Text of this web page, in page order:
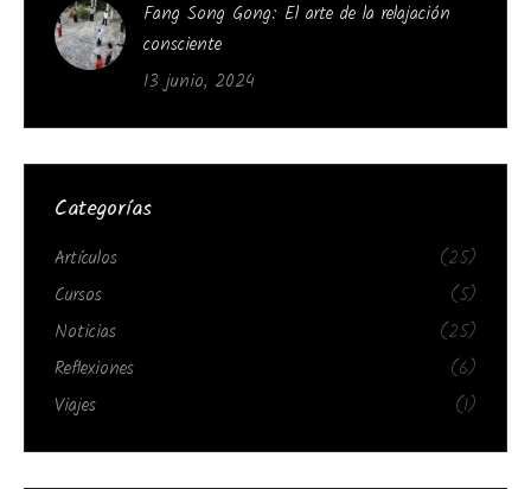
Fang Song Gong: El arte de la relajación
consciente
13 junio, 2024
Categorías
Artículos
(25)
Cursos
(5)
Noticias
(25)
Reflexiones
(6)
Viajes
(1)